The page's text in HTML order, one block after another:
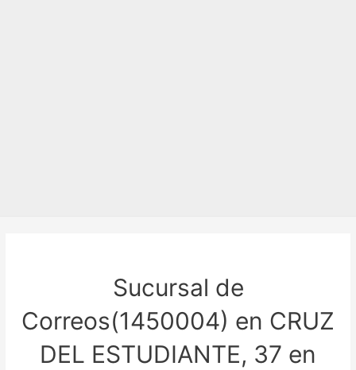
Sucursal de
Correos(1450004) en CRUZ
DEL ESTUDIANTE, 37 en